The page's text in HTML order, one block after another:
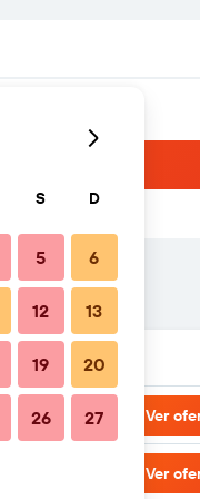
Ver
Ver
S D
5 6
12 13
19 20
26 27